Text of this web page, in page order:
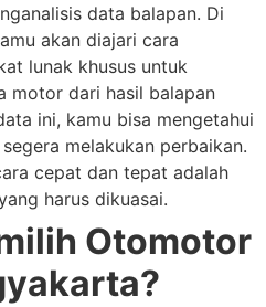
data balapan. Di
akan diajari cara
lunak khusus untuk
motor dari hasil balapan
ini, kamu bisa mengetahui
melakukan perbaikan.
cepat dan tepat adalah
harus dikuasai.
Otomotor